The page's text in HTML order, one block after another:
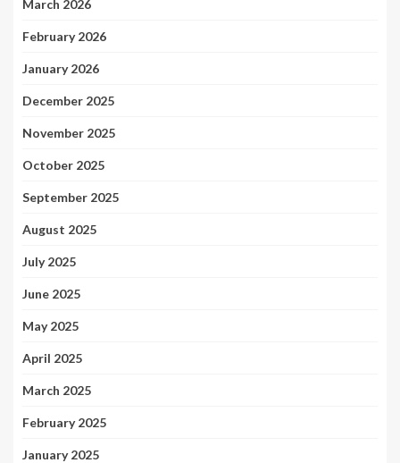
March 2026
February 2026
January 2026
December 2025
November 2025
October 2025
September 2025
August 2025
July 2025
June 2025
May 2025
April 2025
March 2025
February 2025
January 2025